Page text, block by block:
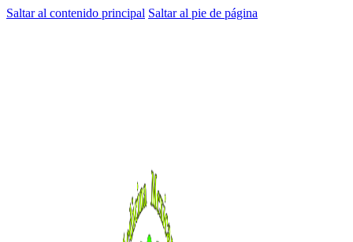
Saltar al contenido principal Saltar al pie de página